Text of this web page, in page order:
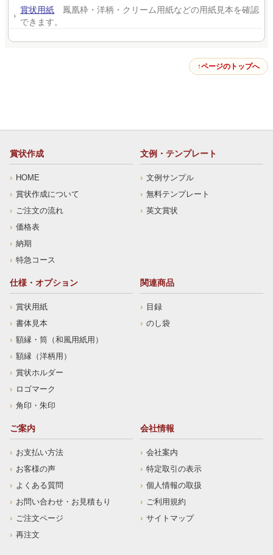
賞状用紙 鳳凰枠・洋柄・クリーム用紙などの用紙見本を確認
できます。
ページのトップへ
賞状作成
HOME
賞状作成について
ご注文の流れ
価格表
納期
特急コース
文例・テンプレート
文例サンプル
無料テンプレート
英文賞状
仕様・オプション
賞状用紙
書体見本
額縁・筒（和風用紙用）
額縁（洋柄用）
賞状ホルダー
ロゴマーク
角印・朱印
関連商品
目録
のし袋
ご案内
お支払い方法
お客様の声
よくある質問
お問い合わせ・お見積もり
ご注文ページ
再注文
会社情報
会社案内
特定取引の表示
個人情報の取扱
ご利用規約
サイトマップ